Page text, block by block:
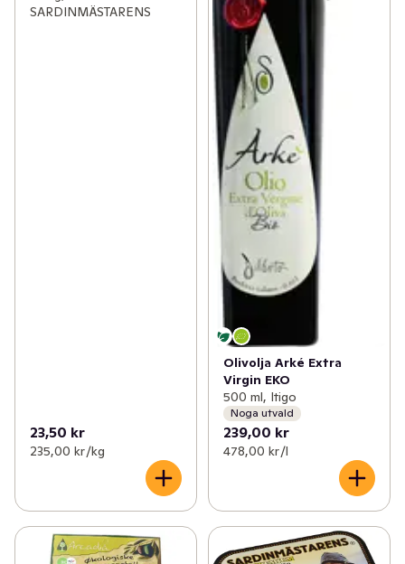
SARDINMÄSTARENS
23,50 kr
235,00 kr /kg
Olivolja Arké Extra
Virgin EKO
500 ml, Itigo
Noga utvald
239,00 kr
478,00 kr /l